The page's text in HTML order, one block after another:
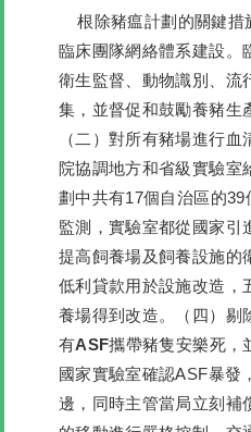
根除豬瘟計劃的關鍵措
臨床團隊網絡體系建設。
衛生監督、動物識別、流
集，並督促和鼓勵養豬生
（二）對所有豬場進行血
院協調地方和省級實驗室
劃中共有17個自治區的
監測，實驗室都從國家引
提高飼養場及飼養設施的
低利貸款用於設施改造，
養場得到改造。
（四）
有ASF攜帶豬隻安樂死，
國家實驗室確認ASF暴發
邊，同時主管當局立刻補